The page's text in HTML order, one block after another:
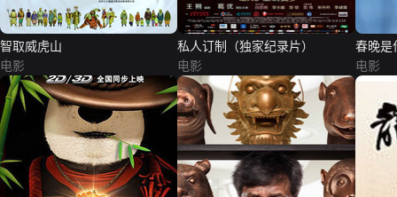
智取威虎山
电影
私人订制（独家纪录片）
电影
春晚是
电影